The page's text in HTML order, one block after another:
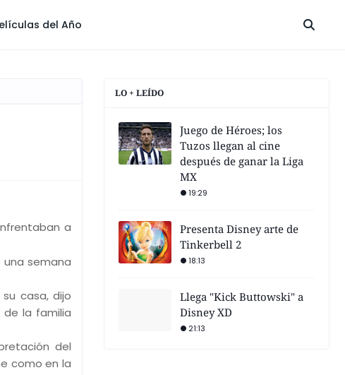
del Año
a
semana
casa, dijo
de la familia
del
como en la
LO + LEÍDO
Juego de Héroes; los
Tuzos llegan al cine
después de ganar la Liga
MX
19:29
Presenta Disney arte de
Tinkerbell 2
18:13
Llega "Kick Buttowski" a
Disney XD
21:13